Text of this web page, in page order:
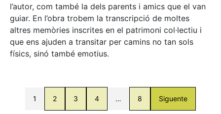
l’autor, com també la dels parents i amics que el van
guiar. En l’obra trobem la transcripció de moltes
altres memòries inscrites en el patrimoni col·lectiu i
que ens ajuden a transitar per camins no tan sols
físics, sinó també emotius.
1 2 3 4 … 8 Siguente